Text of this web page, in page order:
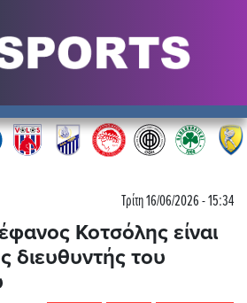
Τρίτη 16/06/2026 - 15:34
Κοτσόλης είναι
διευθυντής του